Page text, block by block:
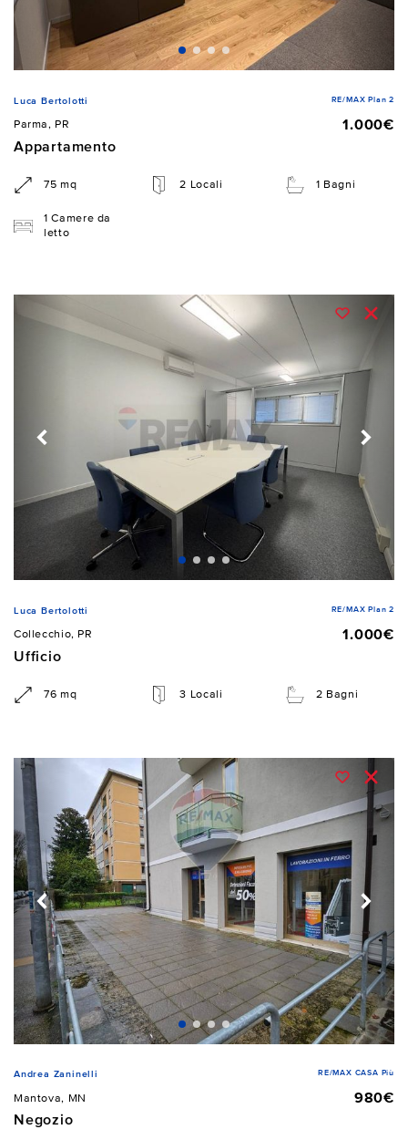
Luca Bertolotti RE/MAX Plan 2
Parma, PR
1.000€
Appartamento
75 mq 2 Locali 1 Bagni
1 Camere da
letto
Luca Bertolotti RE/MAX Plan 2
Collecchio, PR
1.000€
Ufficio
76 mq 3 Locali 2 Bagni
Andrea Zaninelli RE/MAX CASA Più
Mantova, MN
980€
Negozio